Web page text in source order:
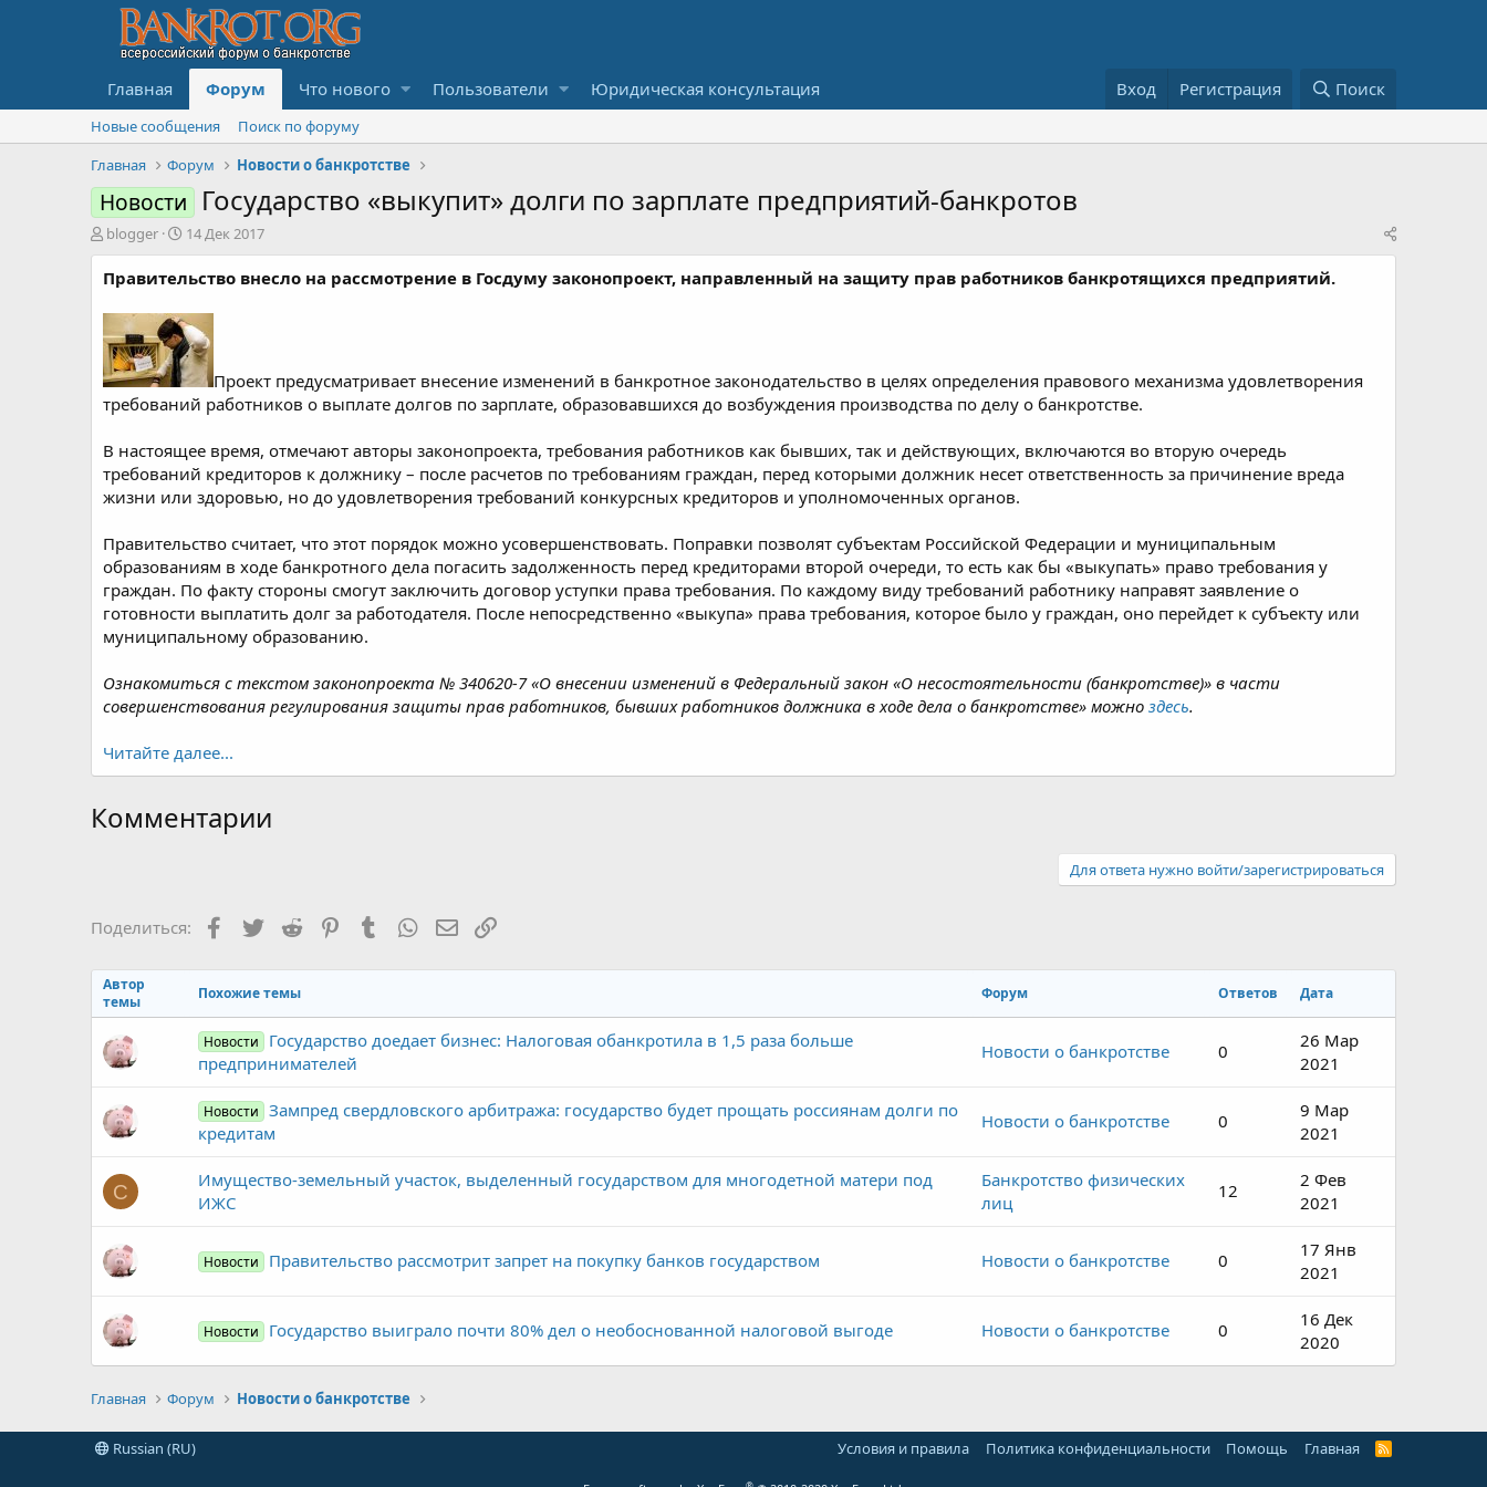
Главная Форум Что нового Пользователи Юридическая консультация Вход Регистрация Поиск
Новые сообщения
Поиск по форуму
Главная
Форум Новости о банкротстве
Новости Государство «выкупит» долги по зарплате предприятий-банкротов
А
в
т
р
т
е
м
ы
blogger
Д
а
т
н
а
ч
а
л
а
14 Дек 2017
Правительство внесло на рассмотрение в Госдуму законопроект, направленный на защиту прав работников банкротящихся предприятий.
Проект предусматривает внесение изменений в банкротное законодательство в целях определения правового механизма удовлетворения
требований работников о выплате долгов по зарплате, образовавшихся до возбуждения производства по делу о банкротстве.
В настоящее время, отмечают авторы законопроекта, требования работников как бывших, так и действующих, включаются во вторую очередь
требований кредиторов к должнику – после расчетов по требованиям граждан, перед которыми должник несет ответственность за причинение вреда
жизни или здоровью, но до удовлетворения требований конкурсных кредиторов и уполномоченных органов.
Правительство считает, что этот порядок можно усовершенствовать. Поправки позволят субъектам Российской Федерации и муниципальным
образованиям в ходе банкротного дела погасить задолженность перед кредиторами второй очереди, то есть как бы «выкупать» право требования у
граждан. По факту стороны смогут заключить договор уступки права требования. По каждому виду требований работнику направят заявление о
готовности выплатить долг за работодателя. После непосредственно «выкупа» права требования, которое было у граждан, оно перейдет к субъекту или
муниципальному образованию.
Ознакомиться с текстом законопроекта № 340620-7 «О внесении изменений в Федеральный закон «О несостоятельности (банкротстве)» в части
совершенствования регулирования защиты прав работников, бывших работников должника в ходе дела о банкротстве» можно здесь.
Читайте далее...
Комментарии
Для ответа нужно войти/зарегистрироваться
Поделиться: Facebook
TwitterReddit PinterestTumblrWhatsAppЭлектронная почта
Ссылка
Автор
темы
Похожие темы Форум Ответов Дата
Новости
Государство доедает бизнес: Налоговая обанкротила в 1,5 раза больше
предпринимателей
Новости о банкротстве 0
26 Мар
2021
Новости Зампред свердловского арбитража: государство будет прощать россиянам долги по
кредитам
Новости о банкротстве 0
9 Мар
2021
С
Имущество-земельный участок, выделенный государством для многодетной матери под
ИЖС
Банкротство физических
лиц
12
2 Фев
2021
Новости Правительство рассмотрит запрет на покупку банков государством Новости о банкротстве 0
17 Янв
2021
Новости Государство выиграло почти 80% дел о необоснованной налоговой выгоде Новости о банкротстве 0
16 Дек
2020
Главная Форум Новости о банкротстве
Russian (RU) Условия и правила Политика конфиденциальности Помощь Главная
R